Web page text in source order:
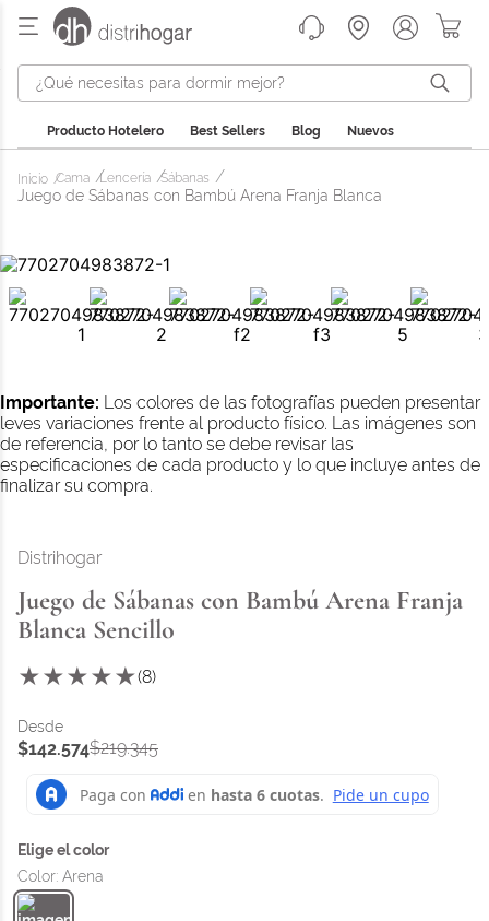
¿Qué necesitas para dormir mejor?
Producto Hotelero Best Sellers Blog Nuevos
Cama Lencería Sábanas
Juego de Sábanas con Bambú Arena Franja Blanca
Importante: Los colores de las fotografías pueden presentar
leves variaciones frente al producto físico. Las imágenes son
de referencia, por lo tanto se debe revisar las
especificaciones de cada producto y lo que incluye antes de
finalizar su compra.
Distrihogar
Juego de Sábanas con Bambú Arena Franja
Blanca Sencillo
★★★★★(8)
$142.574$219.345
Color: Arena